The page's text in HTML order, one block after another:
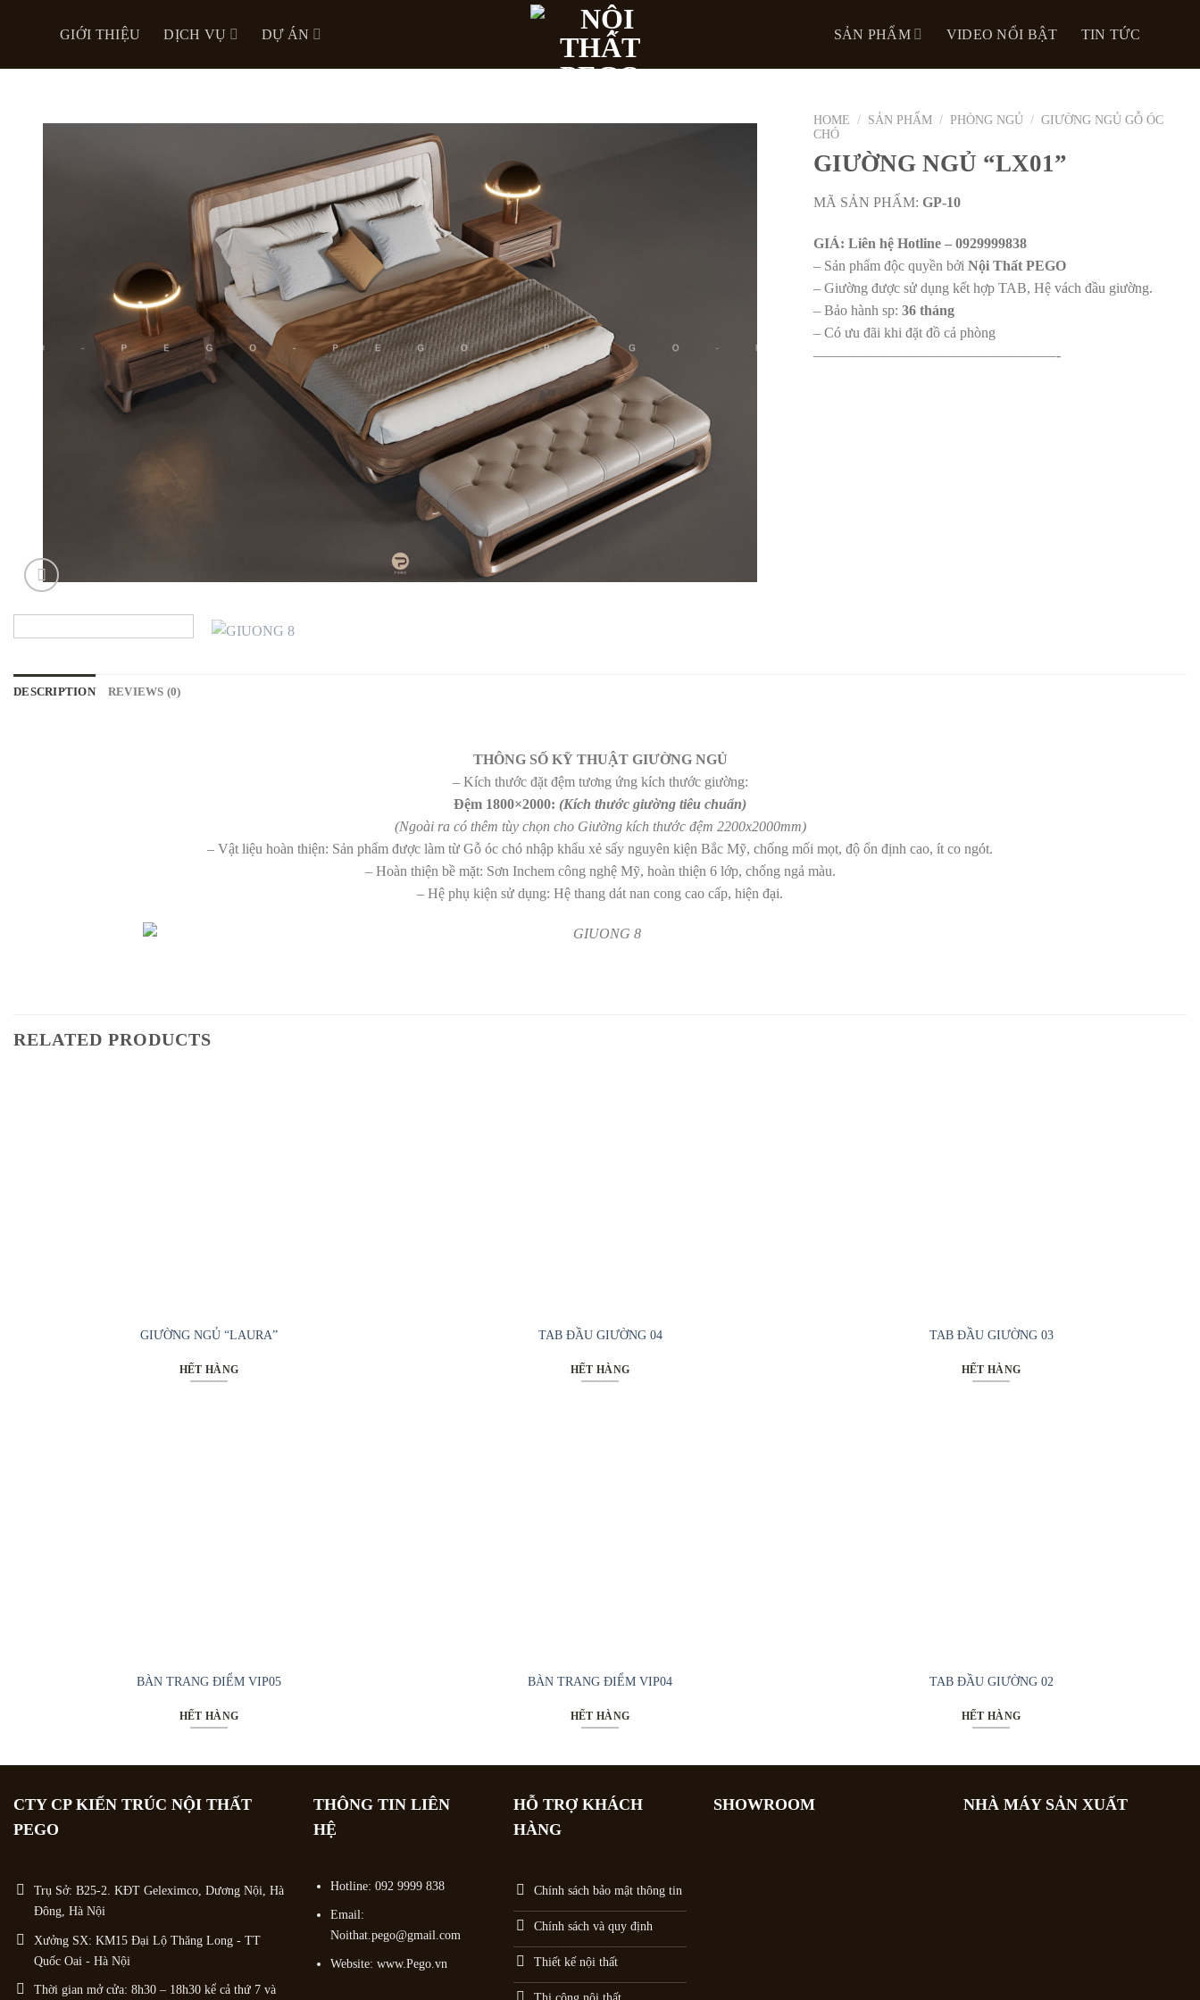
GIỚI THIỆU DỊCH VỤ DỰ ÁN SẢN PHẨM VIDEO NỔI BẬT TIN TỨC
HOME / SẢN PHẨM / PHÒNG NGỦ / GIƯỜNG NGỦ GỖ ÓC
CHÓ
GIƯỜNG NGỦ “LX01”
MÃ SẢN PHẨM: GP-10
GIÁ: Liên hệ Hotline – 0929999838
– Sản phẩm độc quyền bởi Nội Thất PEGO
– Giường được sử dụng kết hợp TAB, Hệ vách đầu giường.
– Bảo hành sp: 36 tháng
– Có ưu đãi khi đặt đồ cả phòng
—————————————————-
DESCRIPTION REVIEWS (0)
THÔNG SỐ KỸ THUẬT GIƯỜNG NGỦ
– Kích thước đặt đệm tương ứng kích thước giường:
Đệm 1800×2000: (Kích thước giường tiêu chuẩn)
(Ngoài ra có thêm tùy chọn cho Giường kích thước đệm 2200x2000mm)
– Vật liệu hoàn thiện: Sản phẩm được làm từ Gỗ óc chó nhập khẩu xẻ sấy nguyên kiện Bắc Mỹ, chống mối mọt, độ ổn định cao, ít co ngót.
– Hoàn thiện bề mặt: Sơn Inchem công nghệ Mỹ, hoàn thiện 6 lớp, chống ngả màu.
– Hệ phụ kiện sử dụng: Hệ thang dát nan cong cao cấp, hiện đại.
RELATED PRODUCTS
GIƯỜNG NGỦ “LAURA”
HẾT HÀNG
TAB ĐẦU GIƯỜNG 04
HẾT HÀNG
TAB ĐẦU GIƯỜNG 03
HẾT HÀNG
BÀN TRANG ĐIỂM VIP05
HẾT HÀNG
BÀN TRANG ĐIỂM VIP04
HẾT HÀNG
TAB ĐẦU GIƯỜNG 02
HẾT HÀNG
CTY CP KIẾN TRÚC NỘI THẤT
PEGO
Trụ Sở: B25-2. KĐT Geleximco, Dương Nội, Hà
Đông, Hà Nội
Xưởng SX: KM15 Đại Lộ Thăng Long - TT
Quốc Oai - Hà Nội
Thời gian mở cửa: 8h30 – 18h30 kể cả thứ 7 và
THÔNG TIN LIÊN
HỆ
Hotline: 092 9999 838
Email:
Noithat.pego@gmail.com
Website: www.Pego.vn
HỖ TRỢ KHÁCH
HÀNG
Chính sách bảo mật thông tin
Chính sách và quy định
Thiết kế nội thất
SHOWROOM NHÀ MÁY SẢN XUẤT